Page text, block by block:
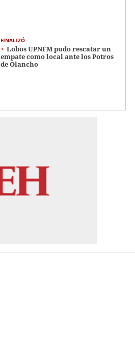
FINALIZÓ
Lobos UPNFM pudo rescatar un
empate como local ante los Potros
de Olancho